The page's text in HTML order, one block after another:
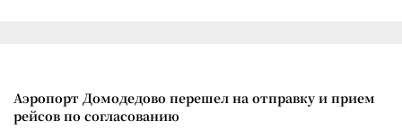
Аэропорт Домодедово перешел на отправку и прием
рейсов по согласованию